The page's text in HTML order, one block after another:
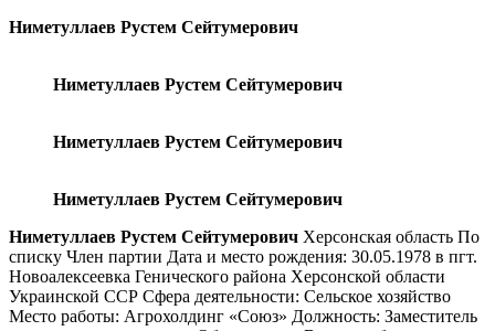
Ниметуллаев Рустем Сейтумерович
Ниметуллаев Рустем Сейтумерович
Ниметуллаев Рустем Сейтумерович
Ниметуллаев Рустем Сейтумерович
Ниметуллаев Рустем Сейтумерович Херсонская область По
списку Член партии Дата и место рождения: 30.05.1978 в пгт.
Новоалексеевка Генического района Херсонской области
Украинской ССР Сфера деятельности: Сельское хозяйство
Место работы: Агрохолдинг «Союз» Должность: Заместитель